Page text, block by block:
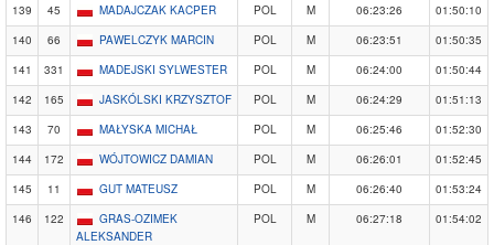
139
45 MADAJCZAK KACPER POL M 06:23:26
01:50:10
140
66 PAWELCZYK MARCIN POL M 06:23:51
01:50:35
141
331 MADEJSKI SYLWESTER POL M 06:24:00
01:50:44
142
165 JASKÓLSKI KRZYSZTOF POL M 06:24:29
01:51:13
143
70 MAŁYSKA MICHAŁ POL M 06:25:46
01:52:30
144
172 WÓJTOWICZ DAMIAN POL M 06:26:01
01:52:45
145
11 GUT MATEUSZ POL M 06:26:40
01:53:24
146
122
GRAS-OZIMEK
ALEKSANDER
POL M 06:27:18 01:54:02